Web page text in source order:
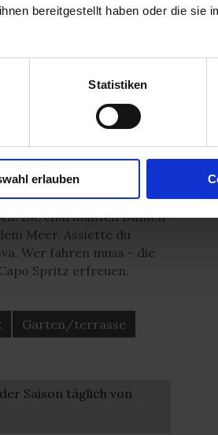
bereitgestellt haben oder die sie
Statistiken
erlauben
10
Corse machen oft hungrig
Villa Rina, direkt am
Genießer und
Die charmanten Damen
Meer. Assiette du
Wer fahren muss - die
Spritz erfreuen.
Garten/terrasse
Saison täglich von